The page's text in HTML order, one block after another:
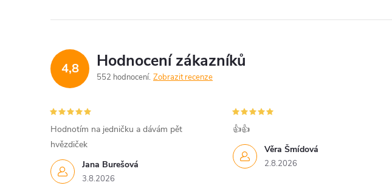
d
a
c
í
p
r
4,8 Hodnocení zákazníků
552 hodnocení Zobrazit recenze
Jana Burešová
3.8.2026
Hodnotím na jedničku a dávám pět
hvězdiček
Věra Šmídová
2.8.2026
👍👍